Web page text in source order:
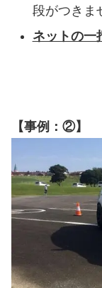
段がつきま
ネットの一
【事例：②】